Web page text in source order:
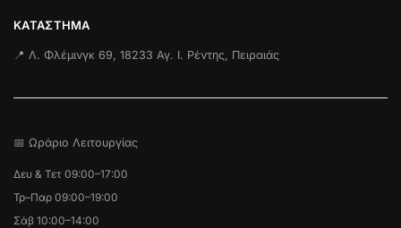
ΚΑΤΆΣΤΗΜΑ
📍 Λ. Φλέμινγκ 69, 18233 Αγ. Ι. Ρέντης, Πειραιάς
📅 Ωράριο Λειτουργίας
Δευ & Τετ 09:00–17:00
Τρ–Παρ 09:00–19:00
Σάβ 10:00–14:00